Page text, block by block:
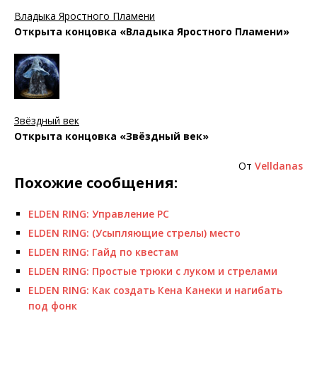
Владыка Яростного Пламени
Открыта концовка «Владыка Яростного Пламени»
Звёздный век
Открыта концовка «Звёздный век»
От Velldanas
Похожие сообщения:
ELDEN RING: Управление PC
ELDEN RING: (Усыпляющие стрелы) место
ELDEN RING: Гайд по квестам
ELDEN RING: Простые трюки с луком и стрелами
ELDEN RING: Как создать Кена Канеки и нагибать
под фонк